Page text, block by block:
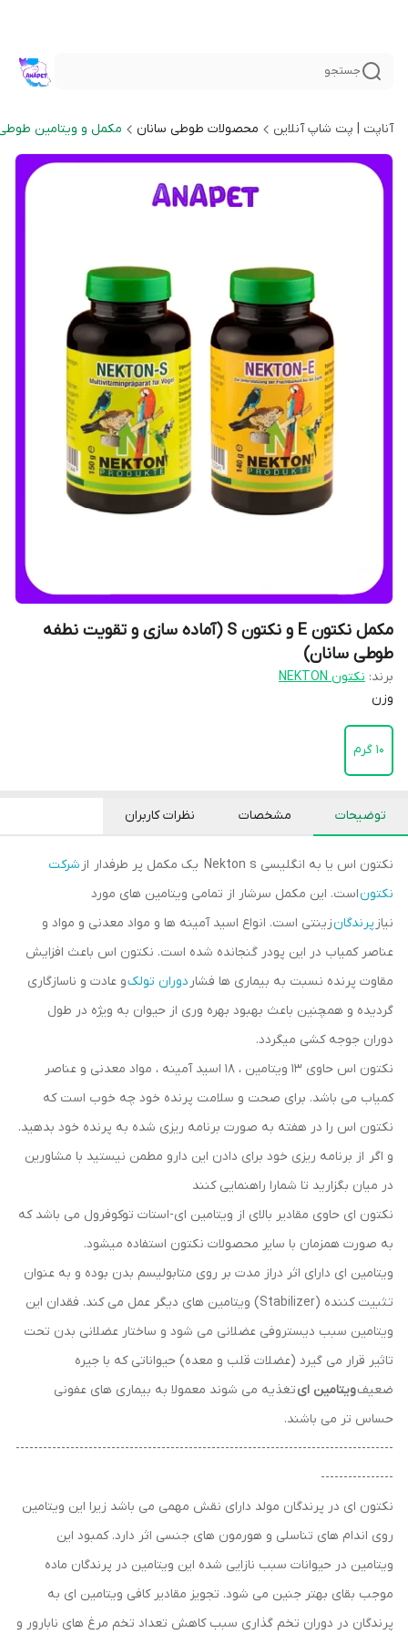
جستجو
آناپت | پت شاپ آنلاین محصولات طوطی سانان مکمل و ویتامین
مکمل نکتون E و نکتون S (آماده سازی و تقویت نطفه
طوطی سانان)
برند: نکتون NEKTON
وزن
10 گرم
توضیحات مشخصات نظرات کاربران
نکتون اس یا به انگلیسی Nekton s یک مکمل پر طرفدار از
شرکت
نکتوناست. این مکمل سرشار از تمامی ویتامین های مورد
نیاز پرندگانزینتی است. انواع اسید آمینه ها و مواد معدنی و مواد و
عناصر کمیاب در این پودر گنجانده شده است. نکتون اس باعث افزایش
مقاوت پرنده نسبت به بیماری ها فشار دوران تولکو عادت و ناسازگاری
گردیده و همچنین باعث بهبود بهره وری از حیوان به ویژه در طول
دوران جوجه کشی میگردد.
نکتون اس حاوی ۱۳ ویتامین ، ۱۸ اسید آمینه ، مواد معدنی و عناصر
کمیاب می باشد. برای صحت و سلامت پرنده خود چه خوب است که
نکتون اس را در هفته به صورت برنامه ریزی شده به پرنده خود بدهید.
و اگر از برنامه ریزی خود برای دادن این دارو مطمن نیستید با مشاورین
در میان بگزارید تا شمارا راهنمایی کنند
نکتون ای حاوی مقادیر بالای از ویتامین ای-استات توکوفرول می باشد که
به صورت همزمان با سایر محصولات نکتون استفاده میشود.
ویتامین ای دارای اثر دراز مدت بر روی متابولیسم بدن بوده و به عنوان
تثبیت کننده (Stabilizer) ویتامین های دیگر عمل می کند. فقدان این
ویتامین سبب دیستروفی عضلانی می شود و ساختار عضلانی بدن تحت
تاثیر قرار می گیرد (عضلات قلب و معده) حیواناتی که با جیره
ضعیفویتامین ایتغذیه می شوند معمولا به بیماری های عفونی
حساس تر می باشند.
-----------------------------------------------------------------------------------
----------------
نکتون ای در پرندگان مولد دارای نقش مهمی می باشد زیرا این ویتامین
روی اندام های تناسلی و هورمون های جنسی اثر دارد. کمبود این
ویتامین در حیوانات سبب نازایی شده این ویتامین در پرندگان ماده
موجب بقای بهتر جنین می شود. تجویز مقادیر کافی ویتامین ای به
پرندگان در دوران تخم گذاری سبب کاهش تعداد تخم مرغ های نابارور و